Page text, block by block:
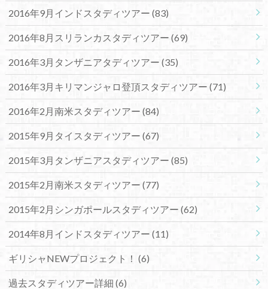
2016年9月インドスタディツアー (83)
2016年8月スリランカスタディツアー (69)
2016年3月タンザニアタディツアー (35)
2016年3月キリマンジャロ登頂スタディツアー (71)
2016年2月南米スタディツアー (84)
2015年9月タイスタディツアー (67)
2015年3月タンザニアスタディツアー (85)
2015年2月南米スタディツアー (77)
2015年2月シンガポールスタディツアー (62)
2014年8月インドスタディツアー (11)
ギリシャNEWプロジェクト！ (6)
過去スタディツアー詳細 (6)